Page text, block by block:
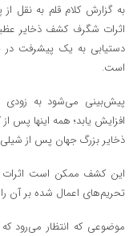
به گزارش کلام قلم به نقل از
اثرات شگرف کشف ذخایر
دستیابی به یک پیشرفت در
است.
پیش‌بینی می‌شود به زودی
ذخایر بزرگ جهان پس از
این کشف ممکن است اثرات
تحریم‌های اعمال شده بر آن را
موضوعی که انتظار می‌رود